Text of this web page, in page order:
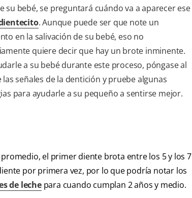
su bebé, se preguntará cuándo va a aparecer ese
. Aunque puede ser que note un
en la salivación de su bebé, eso no
quiere decir que hay un brote inminente.
a su bebé durante este proceso, póngase al
señales de la dentición y pruebe algunas
para ayudarle a su pequeño a sentirse mejor.
el primer diente brota entre los 5 y los 7
por primera vez, por lo que podría notar los
de lechepara cuando cumplan 2 años y medio.